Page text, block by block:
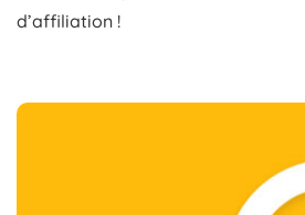
d’affiliation !